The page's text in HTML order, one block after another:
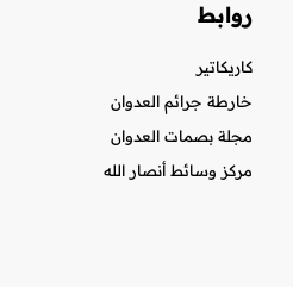
روابط
كاريكاتير
خارطة جرائم العدوان
مجلة بصمات العدوان
مركز وسائط أنصار الله